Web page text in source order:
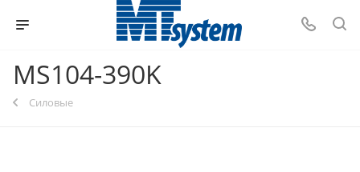
MS104-390K
Силовые